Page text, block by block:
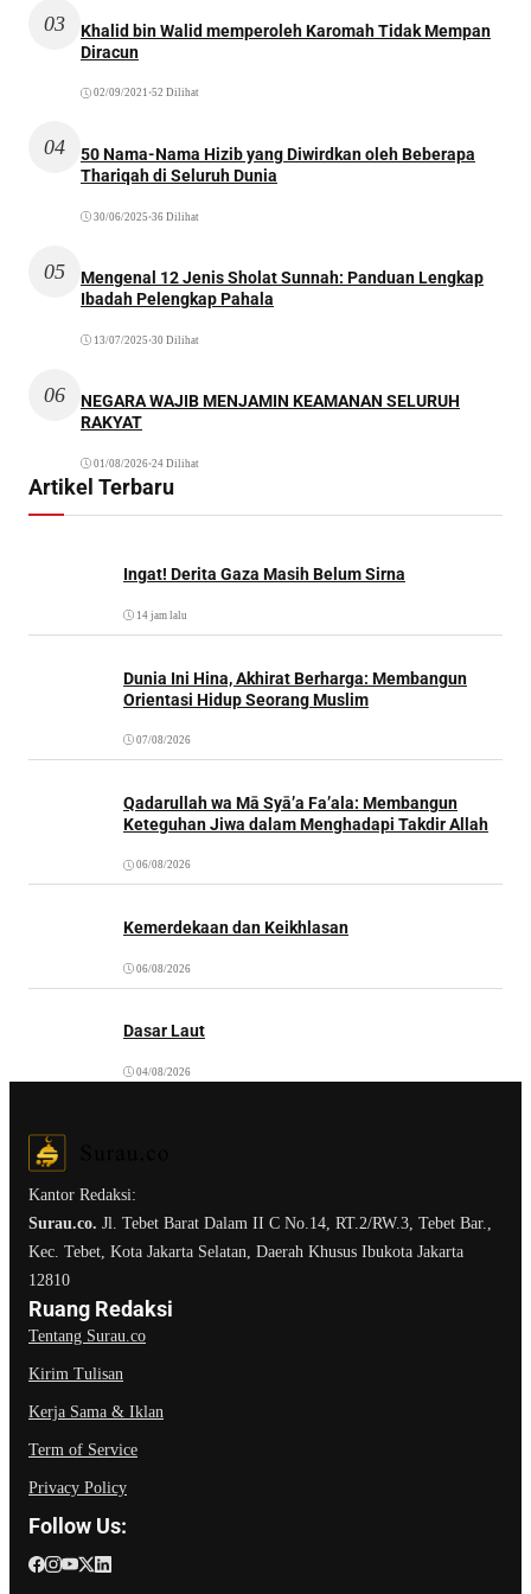
03
Khalid bin Walid memperoleh Karomah Tidak Mempan
Diracun
02/09/2021 •52 Dilihat
04
50 Nama-Nama Hizib yang Diwirdkan oleh Beberapa
Thariqah di Seluruh Dunia
30/06/2025 •36 Dilihat
05
Mengenal 12 Jenis Sholat Sunnah: Panduan Lengkap
Ibadah Pelengkap Pahala
13/07/2025 •30 Dilihat
06
NEGARA WAJIB MENJAMIN KEAMANAN SELURUH
RAKYAT
01/08/2026•24 Dilihat
Artikel Terbaru
Ingat! Derita Gaza Masih Belum Sirna
14 jam lalu
Dunia Ini Hina, Akhirat Berharga: Membangun
Orientasi Hidup Seorang Muslim
07/08/2026
Qadarullah wa Mā Syā’a Fa’ala: Membangun
Keteguhan Jiwa dalam Menghadapi Takdir Allah
06/08/2026
Kemerdekaan dan Keikhlasan
06/08/2026
Dasar Laut
04/08/2026
Kantor Redaksi:
Surau.co. Jl. Tebet Barat Dalam II C No.14, RT.2/RW.3, Tebet Bar.,
Kec. Tebet, Kota Jakarta Selatan, Daerah Khusus Ibukota Jakarta
12810
Ruang Redaksi
Tentang Surau.co
Kirim Tulisan
Kerja Sama & Iklan
Term of Service
Privacy Policy
Follow Us: